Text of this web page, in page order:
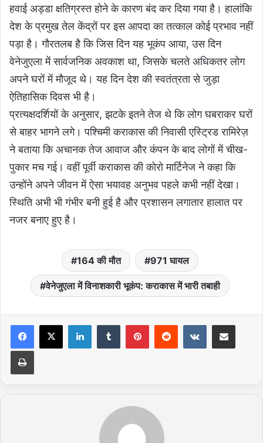
हवाई अड्डा क्षतिग्रस्त होने के कारण बंद कर दिया गया है। हालांकि
देश के प्रमुख तेल केंद्रों पर इस आपदा का तत्काल कोई प्रभाव नहीं
पड़ा है। गौरतलब है कि जिस दिन यह भूकंप आया, उस दिन
वेनेजुएला में सार्वजनिक अवकाश था, जिसके चलते अधिकतर लोग
अपने घरों में मौजूद थे। यह दिन देश की स्वतंत्रता से जुड़ा
ऐतिहासिक दिवस भी है।
प्रत्यक्षदर्शियों के अनुसार, झटके इतने तेज थे कि लोग घबराकर घरों
से बाहर भागने लगे। पश्चिमी कराकास की निवासी एस्ट्रिड रामिरेज़
ने बताया कि अचानक तेज आवाज और कंपन के बाद लोगों में चीख-
पुकार मच गई। वहीं पूर्वी कराकास की कोरो मार्टिनेज ने कहा कि
उन्होंने अपने जीवन में ऐसा भयावह अनुभव पहले कभी नहीं देखा।
स्थिति अभी भी गंभीर बनी हुई है और प्रशासन लगातार हालात पर
नजर बनाए हुए है।
164 की मौत 971 घायल
वेनेजुएला में विनाशकारी भूकंप: कराकास में भारी तबाही